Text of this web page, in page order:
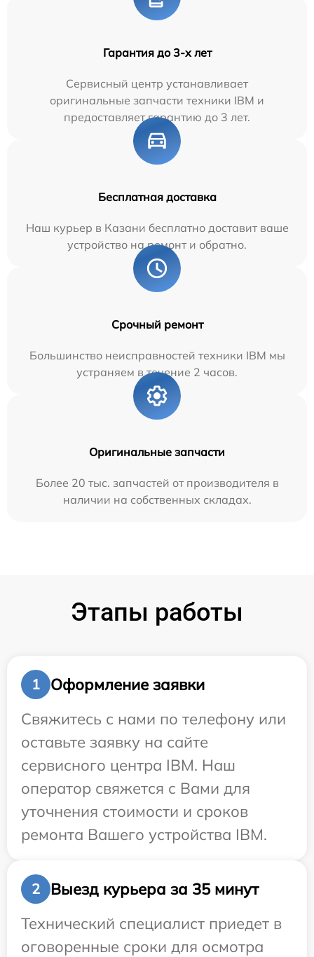
Гарантия до 3-х лет
Сервисный центр устанавливает
оригинальные запчасти техники IBM и
предоставляет гарантию до 3 лет.
Бесплатная доставка
Наш курьер в Казани бесплатно доставит ваше
устройство на ремонт и обратно.
Срочный ремонт
Большинство неисправностей техники IBM мы
устраняем в течение 2 часов.
Оригинальные запчасти
Более 20 тыс. запчастей от производителя в
наличии на собственных складах.
Этапы работы
1
Оформление заявки
Свяжитесь с нами по телефону или
оставьте заявку на сайте
сервисного центра IBM. Наш
оператор свяжется с Вами для
уточнения стоимости и сроков
ремонта Вашего устройства IBM.
2
Выезд курьера за 35 минут
Технический специалист приедет в
оговоренные сроки для осмотра